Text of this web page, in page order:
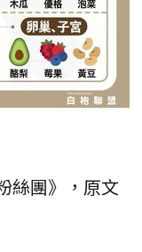
絲團》，原文